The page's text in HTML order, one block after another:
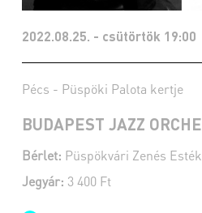
2022.08.25. - csütörtök 19:00
Pécs - Püspöki Palota kertje
BUDAPEST JAZZ
Bérlet: Püspökvári Zenés
Jegyár: 3 400 Ft